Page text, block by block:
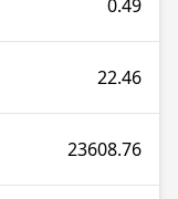
0.49
22.46
23608.76